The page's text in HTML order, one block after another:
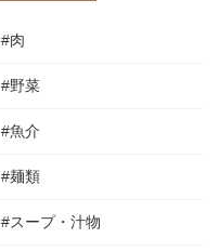
#肉
#野菜
#魚介
#麺類
#スープ・汁物